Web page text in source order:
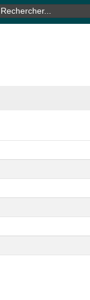
RECHERCHER :